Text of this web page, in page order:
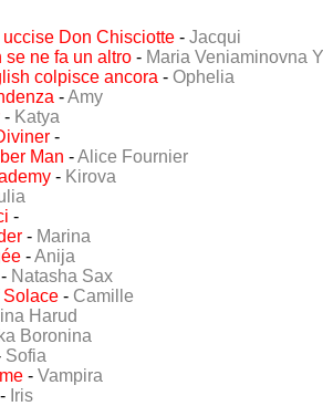
uccise Don Chisciotte - Jacqui
se ne fa un altro - Maria Veniaminovna
colpisce ancora - Ophelia
-Amy
- Katya
-
Man -Alice Fournier
- Kirova
-
- Marina
-Anija
- Natasha Sax
Solace - Camille
Harud
Boronina
Sofia
- Vampira
Iris